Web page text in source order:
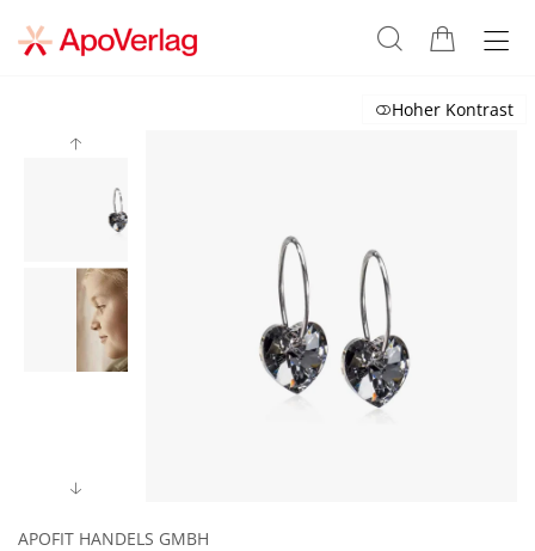
Hoher Kontrast
APOFIT HANDELS GMBH